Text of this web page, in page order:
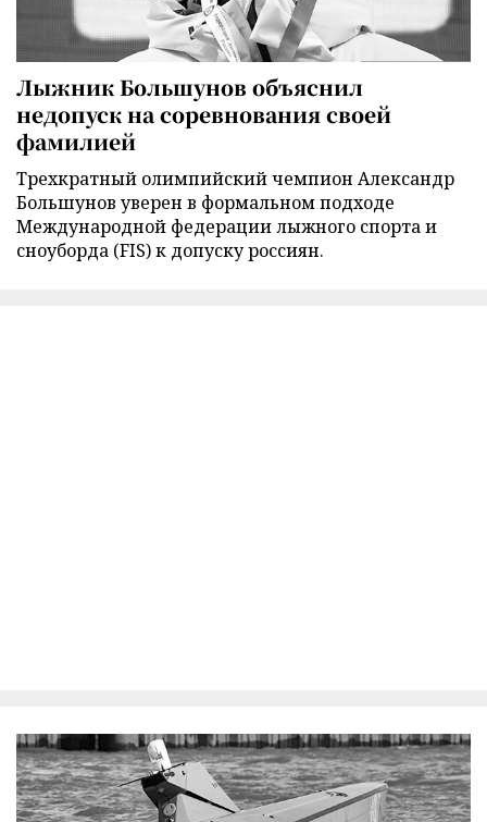
Лыжник Большунов объяснил
недопуск на соревнования своей
фамилией
Трехкратный олимпийский чемпион Александр
Большунов уверен в формальном подходе
Международной федерации лыжного спорта и
сноуборда (FIS) к допуску россиян.